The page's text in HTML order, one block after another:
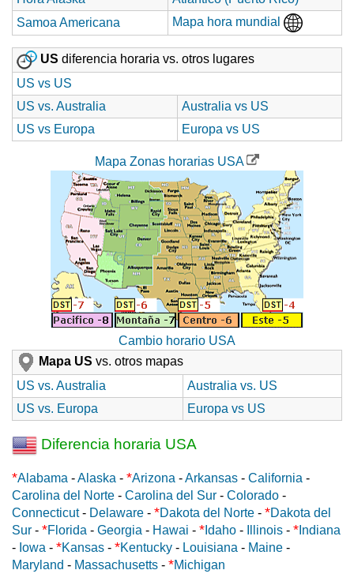
Samoa Americana
Mapa hora mundial
US diferencia horaria vs. otros lugares
US vs US
US vs. Australia
Australia vs US
US vs Europa
Europa vs US
Mapa Zonas horarias USA
Cambio horario USA
Mapa US vs. otros mapas
US vs. Australia
Australia vs. US
US vs. Europa
Europa vs US
Diferencia horaria USA
*Alabama -Alaska - *Arizona -Arkansas - California -
Carolina del Norte - Carolina del Sur - Colorado -
Connecticut- Delaware - *Dakota del Norte - *Dakota del
Sur - *Florida - Georgia - Hawai - * Idaho - Illinois - * Indiana
- Iowa - *Kansas - *Kentucky - Louisiana - Maine -
Maryland - Massachusetts - *Michigan